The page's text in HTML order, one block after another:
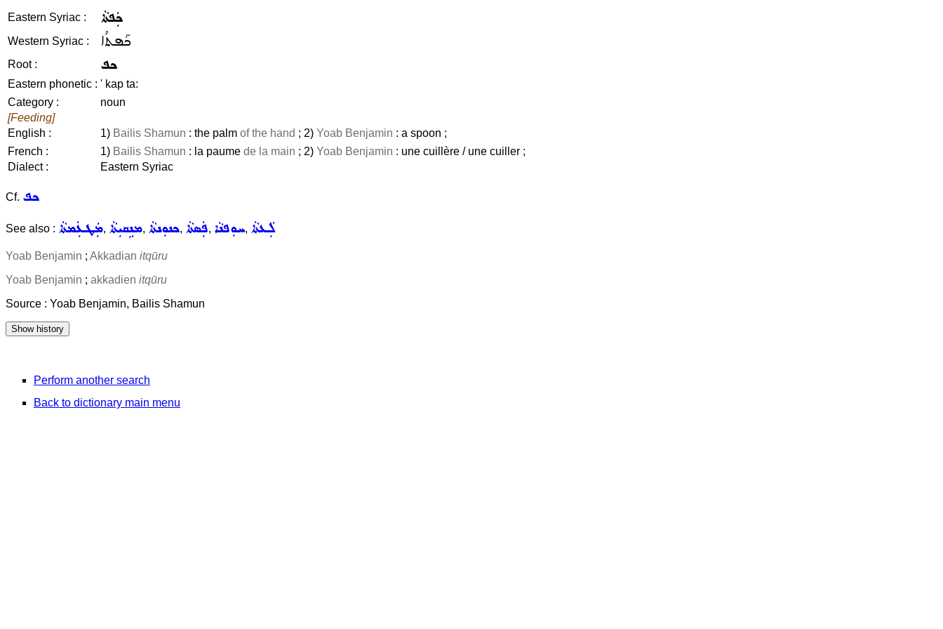
Eastern Syriac : ܟܲܦܬܵܐ
Western Syriac : ܟܰܦܬܳܐ
Root : ܟܦ
Eastern phonetic : ' kap ta:
Category :
noun
[Feeding]
English :
1) Bailis Shamun : the palm of the hand ; 2) Yoab Benjamin : a spoon ;
French :
1) Bailis Shamun : la paume de la main ; 2) Yoab Benjamin : une cuillère / une cuiller ;
Dialect :
Eastern Syriac
Cf. ܟܦ
See also : ܡܲܛܥܲܡܬܵܐ, ܡܢܹܩܝܼܬܵܐ, ܟܢܘܼܢܬܵܐ, ܦܲܣܬܵܐ, ܚܘܼܦܢܵܐ, ܠܲܥܬܵܐ
Yoab Benjamin ; Akkadian itqūru
Yoab Benjamin ; akkadien itqūru
Source : Yoab Benjamin, Bailis Shamun
Perform another search
Back to dictionary main menu